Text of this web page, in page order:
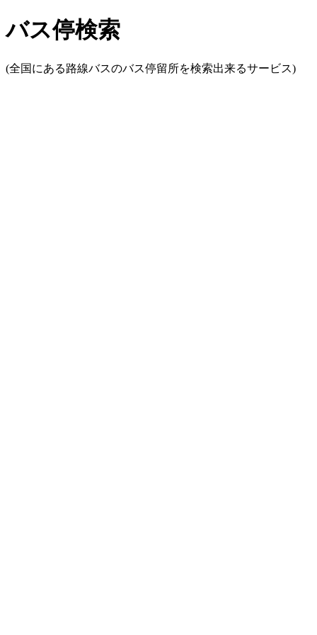
バス停検索
(全国にある路線バスのバス停留所を検索出来るサービス)